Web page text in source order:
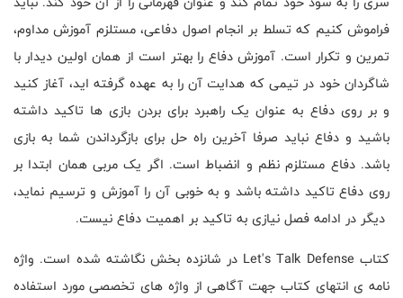
فراموش کنیم که تسلط بر انجام اصول دفاعی، مستلزم آموزش مداوم،
تمرین و تکرار است. آموزش دفاع را بهتر است از همان اولین دیدار با
شاگردان خود در تیمی که هدایت آن را به عهده گرفته اید، آغاز کنید
و بر روی دفاع به عنوان یک راهبرد برای بردن بازی ها تاکید داشته
باشید و دفاع نباید صرفا آخرین راه حل برای بازگرداندن شما به بازی
باشد. دفاع مستلزم نظم و انضباط است. اگر یک مربی همان ابتدا بر
روی دفاع تاکید داشته باشد و به خوبی آن را آموزش و ترسیم نماید،
دیگر در ادامه فصل نیازی به تاکید بر اهمیت دفاع نیست.
کتاب Let's Talk Defense در شانزده بخش نگاشته شده است. واژه
نامه ی انتهای کتاب جهت آگاهی از واژه های تخصصی مورد استفاده